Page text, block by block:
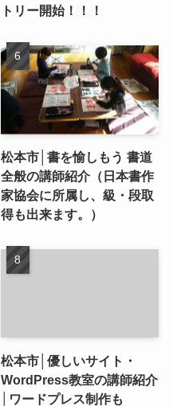
トリー開始！！！
松本市│書を愉しもう 書道
全般の講師紹介（日本書作
家協会に所属し、級・段取
得も出来ます。）
松本市│優しいサイト・
WordPress教室の講師紹介
│ワードプレス制作も